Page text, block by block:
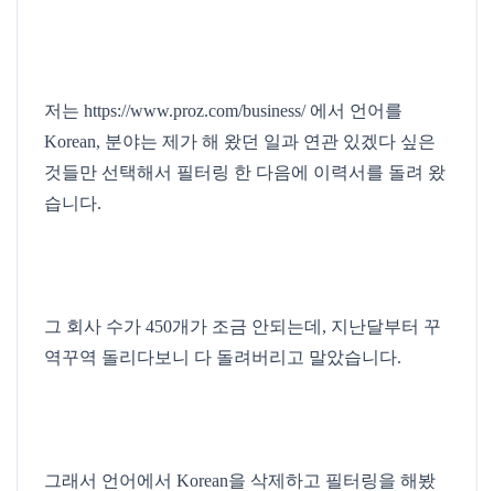
저는 https://www.proz.com/business/에서 언어를
Korean, 분야는 제가 해 왔던 일과 연관 있겠다 싶은
것들만 선택해서 필터링 한 다음에 이력서를 돌려 왔
습니다.
그 회사 수가 450개가 조금 안되는데, 지난달부터 꾸
역꾸역 돌리다보니 다 돌려버리고 말았습니다.
그래서 언어에서 Korean을 삭제하고 필터링을 해봤